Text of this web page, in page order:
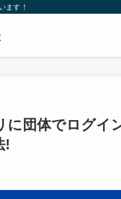
ます！
に団体でログイ
!